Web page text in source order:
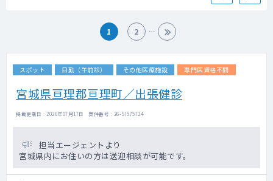
1 2
スポット 日勤（午前診） その他医療施設 専門医資格不問
宮城県亘理郡亘理町／出張健診
掲載更新日 : 2026年07月17日 案件番号 : 26-SI575724
担当エージェントより
宮城県内にお住いの方は送迎相談が可能です。